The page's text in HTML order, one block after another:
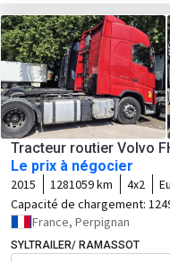
Tracteur routier Volvo
Le prix à négocier
2015 1281059 km 4x2
Capacité de chargement:
France, Perpignan
SYLTRAILER/ RAMASSOT